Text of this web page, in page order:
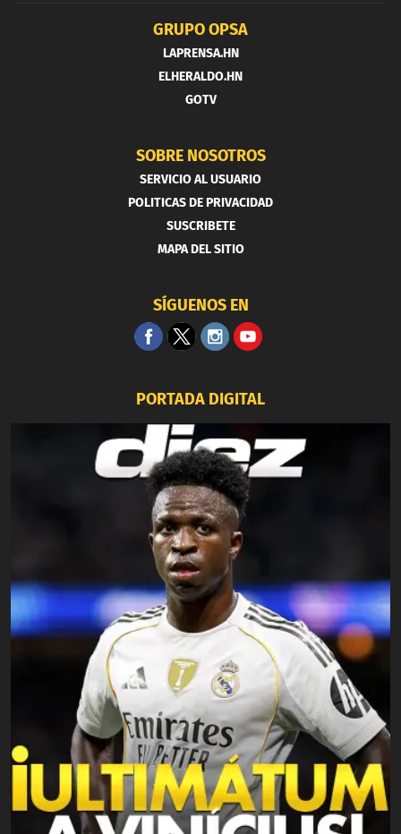
GRUPO OPSA
LAPRENSA.HN
ELHERALDO.HN
GOTV
SOBRE NOSOTROS
SERVICIO AL USUARIO
POLITICAS DE PRIVACIDAD
SUSCRIBETE
MAPA DEL SITIO
SÍGUENOS EN
PORTADA DIGITAL